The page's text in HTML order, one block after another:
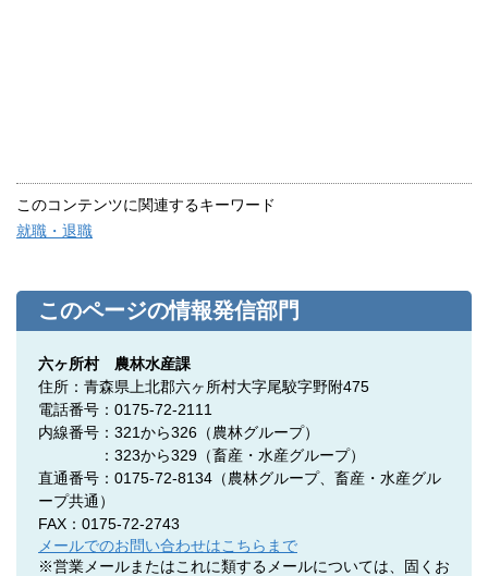
このコンテンツに関連するキーワード
就職・退職
このページの情報発信部門
六ヶ所村 農林水産課
住所：青森県上北郡六ヶ所村大字尾駮字野附475
電話番号：0175-72-2111
内線番号：321から326（農林グループ）
：323から329（畜産・水産グループ）
直通番号：0175-72-8134 （農林グループ、 畜産・水産グル
ープ共通 ）
FAX：0175-72-2743
メールでのお問い合わせはこちらまで
※営業メールまたはこれに類するメールについては、固くお